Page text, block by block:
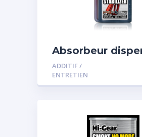
Absorbeur
d’eau pour
ADDITIF /
ENTRETIEN